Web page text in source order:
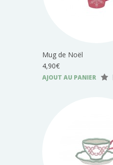
Mug de Noël
4,90€
AJOUT AU PANIER